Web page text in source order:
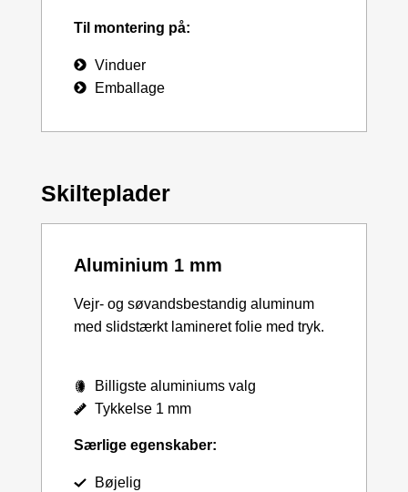
Til montering på:
Vinduer
Emballage
Skilteplader
Aluminium 1 mm
Vejr- og søvandsbestandig aluminum
med slidstærkt lamineret folie med tryk.
Billigste aluminiums valg
Tykkelse 1 mm
Særlige egenskaber:
Bøjelig